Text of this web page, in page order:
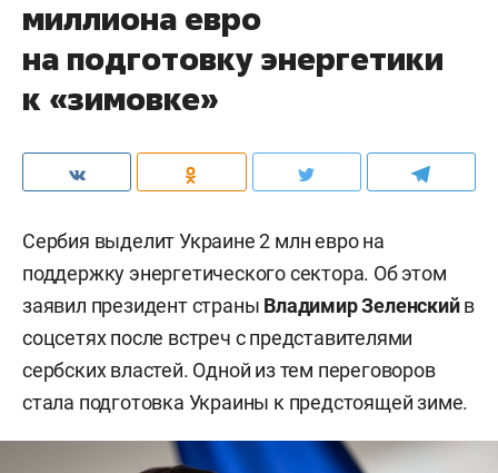
миллиона евро
на подготовку энергетики
к «зимовке»
Сербия выделит Украине 2 млн евро на
поддержку энергетического сектора. Об этом
заявил президент страны Владимир Зеленскийв
соцсетях после встреч с представителями
сербских властей. Одной из тем переговоров
стала подготовка Украины к предстоящей зиме.